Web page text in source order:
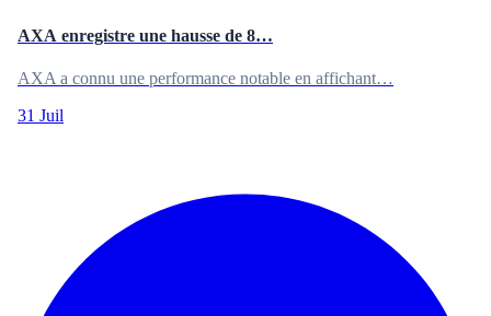
AXA enregistre une hausse de 8…
AXA a connu une performance notable en affichant…
31 Juil